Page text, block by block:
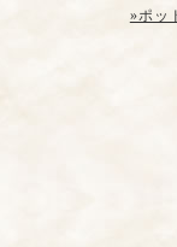
»ポッ